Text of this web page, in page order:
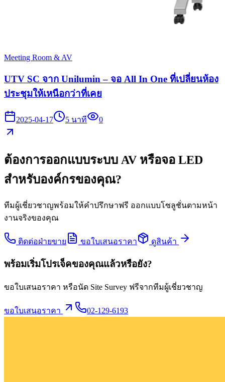
Meeting Room & AV
UTV SC จาก Unilumin – จอ All In One ที่เปลี่ยนห้อง
ประชุมให้เหนือกว่าที่เคย
2025-04-17 5 นาที 0
ต้องการออกแบบระบบ AV หรือจอ LED
สำหรับองค์กรของคุณ?
ทีมผู้เชี่ยวชาญพร้อมให้คำปรึกษาฟรี ออกแบบโซลูชั่นตามหน้า
งานจริงของคุณ
ติดต่อฝ่ายขาย ขอใบเสนอราคา ดูสินค้า
พร้อมเริ่มโปรเจ็คของคุณแล้วหรือยัง?
ขอใบเสนอราคา หรือนัด Site Survey ฟรีจากทีมผู้เชี่ยวชาญ
ขอใบเสนอราคา 02-129-6193